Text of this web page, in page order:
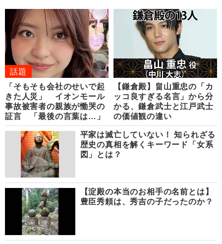
話題
「そもそも会社のせいで起
きた人災」 イオンモール
事故被害者の親族が慟哭の
証言 「最後の言葉は…」
【鎌倉殿】畠山重忠の「カ
ッコ良すぎる名言」から分
かる、鎌倉武士と江戸武士
の価値観の違い
平家は滅亡していない！ 知られざる
歴史の真相を解くキーワード「女系
図」とは？
【淀殿の本当のお相手の名前とは】
豊臣秀頼は、秀吉の子だったのか？